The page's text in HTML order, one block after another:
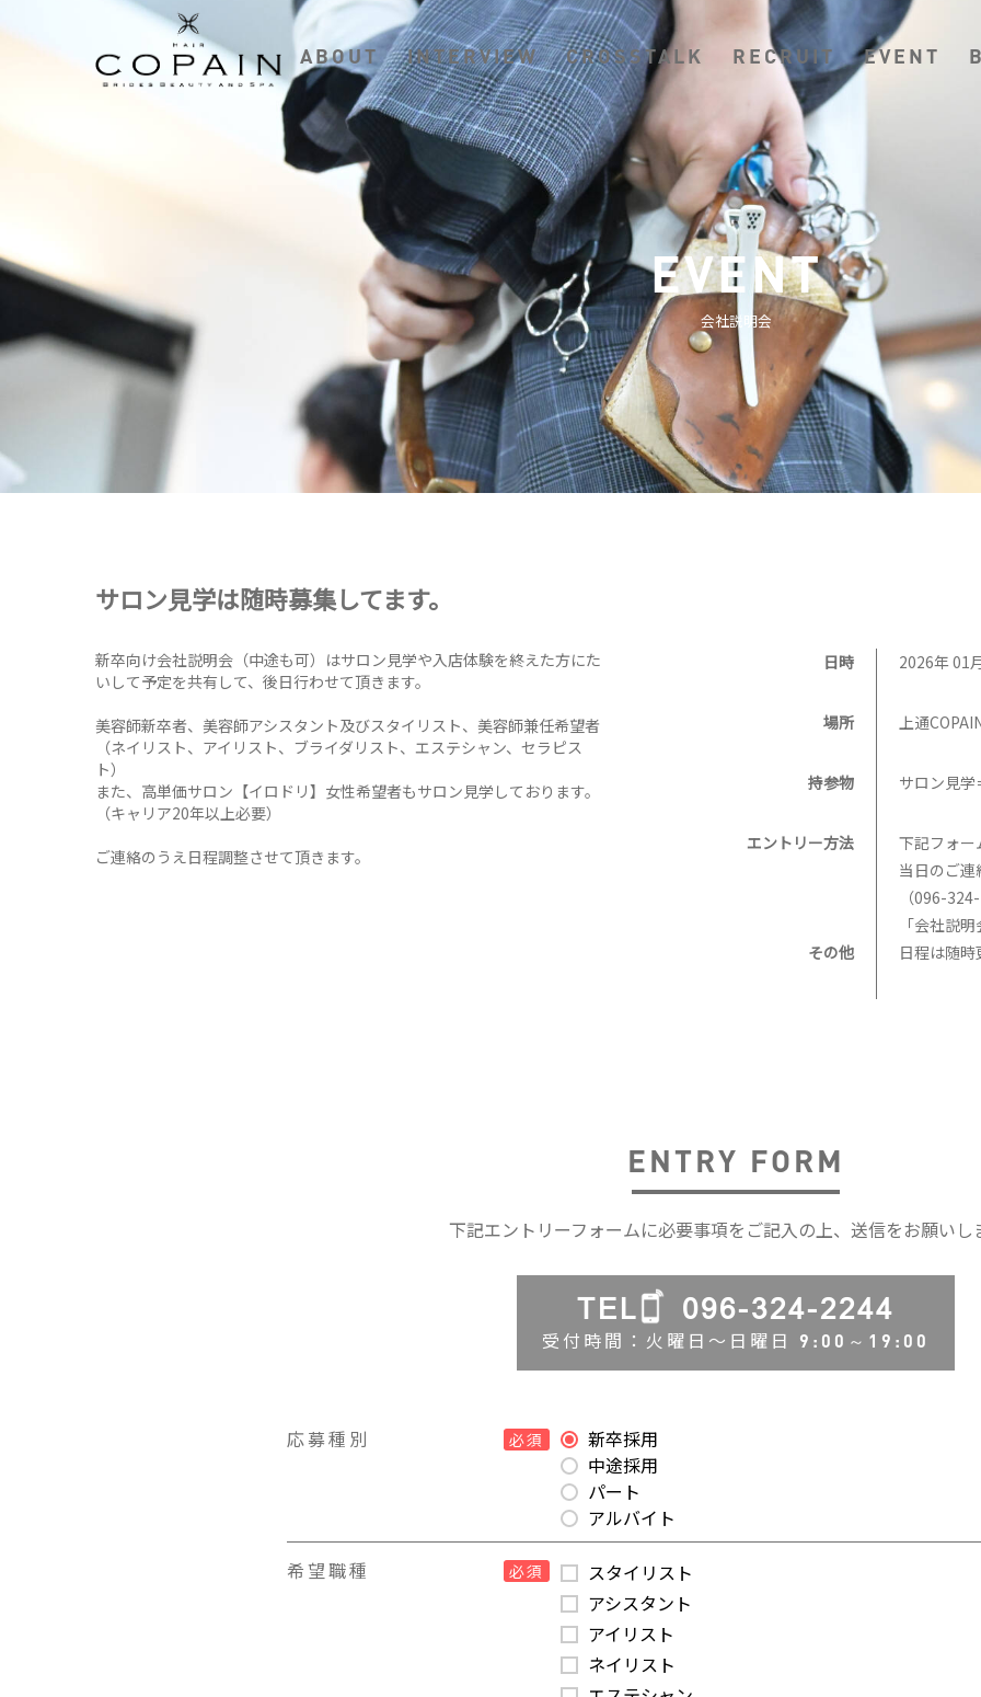
ABOUT INTERVIEW CROSSTALK RECRUIT EVENT
EVENT
会社説明会
サロン見学は随時募集してます。
新卒向け会社説明会（中途も可）はサロン見学や入店体験を終えた方にた
いして予定を共有して、後日行わせて頂きます。
美容師新卒者、美容師アシスタント及びスタイリスト、美容師兼任希望者
（ネイリスト、アイリスト、ブライダリスト、エステシャン、セラピス
ト）
また、高単価サロン【イロドリ】女性希望者もサロン見学しております。
（キャリア20年以上必要）
ご連絡のうえ日程調整させて頂きます。
日時 2026年 01
場所 上通
持参物 サロン見
エントリー方法
下記フォー
当日のご
（096-
「会社説
その他
日程は随
ENTRY FORM
下記エントリーフォームに必要事項をご記入の上、送信をお願いし
TEL 096-324-2244
受付時間：火曜日〜日曜日 9:00～19:00
応募種別 必須
新卒採用
中途採用
パート
アルバイト
希望職種
必須
スタイリスト
アシスタント
アイリスト
ネイリスト